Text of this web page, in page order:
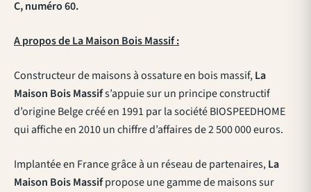
C, numéro 60.
A propos de La Maison Bois Massif :
Constructeur de maisons à ossature en bois massif,La
Maison BoisMassifs’appuie sur un principeconstructif
d’origine Belge créé en 1991 par la société BIOSPEEDHOME
qui affiche en 2010 un chiffre d’affaires de 2 500 000 euros.
Implantée en France grâce à un réseau de partenaires,La
Maison BoisMassifpropose une gamme de maisons sur